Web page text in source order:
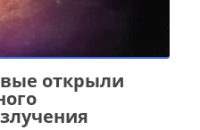
открыли